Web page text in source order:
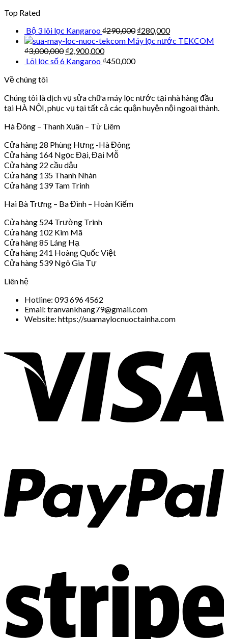
Top Rated
Bộ 3 lõi lọc Kangaroo₫290,000 ₫280,000
Máy lọc nước TEKCOM
₫3,000,000 ₫2,900,000
Lõi lọc số 6 Kangaroo ₫450,000
Về chúng tôi
Chúng tôi là dịch vụ sửa chữa máy lọc nước tại nhà hàng đầu
tại HÀ NỘI, phục vụ tại tất cả các quận huyện nội ngoại thành.
Hà Đông – Thanh Xuân – Từ Liêm
Cửa hàng 28 Phùng Hưng -Hà Đông
Cửa hàng 164 Ngọc Đại, Đại Mỗ
Cửa hàng 22 cầu dậu
Cửa hàng 135 Thanh Nhàn
Cửa hàng 139 Tam Trinh
Hai Bà Trưng – Ba Đình – Hoàn Kiếm
Cửa hàng 524 Trường Trinh
Cửa hàng 102 Kim Mã
Cửa hàng 85 Láng Hạ
Cửa hàng 241 Hoàng Quốc Việt
Cửa hàng 539 Ngô Gia Tự
Liên hệ
Hotline: 093 696 4562
Email: tranvankhang79@gmail.com
Website: https://suamaylocnuoctainha.com